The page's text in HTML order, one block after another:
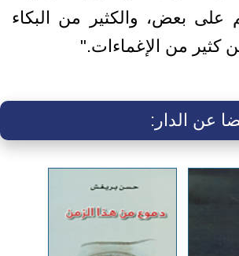
على بعض، والكثير من البكاء
كثير من الإغماءات."
عن الدار: